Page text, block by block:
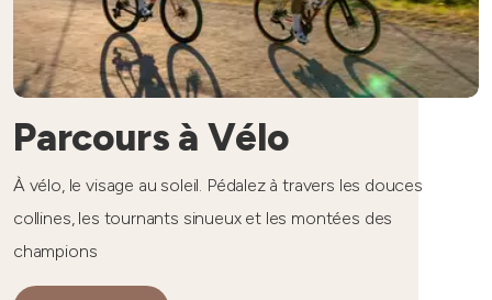
Parcours à Vélo
À vélo, le visage au soleil. Pédalez à travers les douces
collines, les tournants sinueux et les montées des
champions